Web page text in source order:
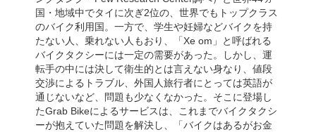
国・地域中でタイに次ぎ2位の、世界でもトップクラス
のバイク利用国。一方で、学生や妊婦などバイクを持
たない人、乗れない人もおり、「Xe om」と呼ばれる
バイクタクシーには一定の需要があった。しかし、運
転手の中には決して衛生的とは言えない身なり、値段
交渉によるトラブル、外国人旅行者にとっては英語が
通じないなど、問題も少なくなかった。そこに登場し
たGrab Bikeによるサービスは、これまでバイクタクシ
ーが抱えていた問題を解決し、「バイクはあるがお金